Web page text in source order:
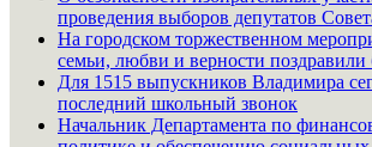
проведения выборов депутатов
На городском торжественном
семьи, любви и верности поздравили
Для 1515 выпускников Владимира
последний школьный звонок
Начальник Департамента по